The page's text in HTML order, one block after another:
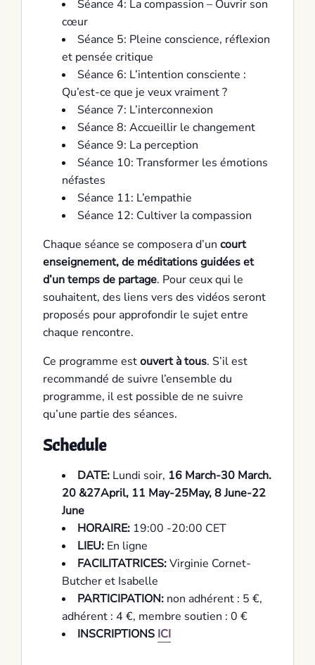
Séance 4: La compassion – Ouvrir son
cœur
Séance 5: Pleine conscience, réflexion
et pensée critique
Séance 6: L’intention consciente :
Qu’est-ce que je veux vraiment ?
Séance 7: L’interconnexion
Séance 8: Accueillir le changement
Séance 9: La perception
Séance 10: Transformer les émotions
néfastes
Séance 11: L’empathie
Séance 12: Cultiver la compassion
Chaque séance se composera d’un court
enseignement, de méditations guidées et
d’un temps de partage. Pour ceux qui le
souhaitent, des liens vers des vidéos seront
proposés pour approfondir le sujet entre
chaque rencontre.
Ce programme estouvert à tous. S’il est
recommandé de suivre l’ensemble du
programme, il est possible de ne suivre
qu’une partie des séances.
Schedule
DATE: Lundi soir, 16 March-30 March.
20 &27April, 11 May-25May, 8 June-22
June
HORAIRE: 19:00 -20:00 CET
LIEU: En ligne
FACILITATRICES:Virginie Cornet-
Butcher et Isabelle
PARTICIPATION: non adhérent : 5 €,
adhérent : 4 €, membre soutien : 0 €
INSCRIPTIONS ICI